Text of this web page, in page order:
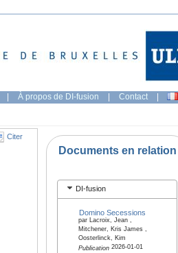
| À propos de DI-fusion | Contact |
Citer
Documents en relation
DI-fusion
Domino Secessions
par Lacroix, Jean ,
Mitchener, Kris James ,
Oosterlinck, Kim
Publication2026-01-01